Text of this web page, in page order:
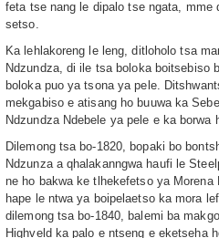
feta tse nang le dipalo tse ngata, mme
setso.
Ka lehlakoreng le leng, ditloholo tsa
Ndzundza, di ile tsa boloka boitsebiso
boloka puo ya tsona ya pele.
mekgabiso e atisang ho buuwa ka
Ndzundza Ndebele ya pele e ka borwa
Dilemong tsa bo-1820, bopaki bo
Ndzunza a qhalakanngwa haufi le
ne ho bakwa ke tlhekefetso ya
hape le ntwa ya boipelaetso ka mora
dilemong tsa bo-1840, balemi ba
Highveld ka palo e ntseng e eketseha